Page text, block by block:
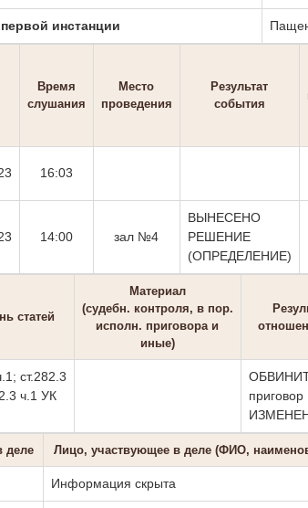
инстанции
Время
слушания
Место
проведения
Результат
события
16:03
14:00 зал №4
ВЫНЕСЕНО
РЕШЕНИЕ
(ОПРЕДЕЛЕНИЕ)
статей
Материал
(судебн. контроля, в пор.
исполн. приговора и
иные)
ст.282.3
ч.1 УК
приговор
деле Лицо, участвующее в деле (ФИО,
Информация скрыта